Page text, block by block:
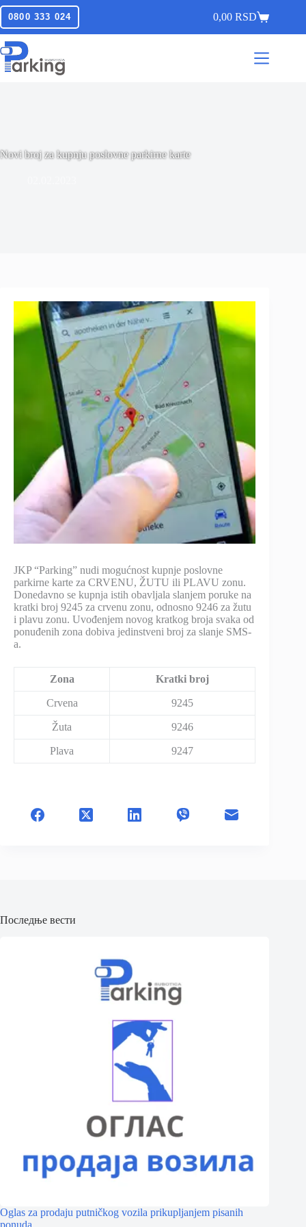
0800 333 024 0,00RSD
Novi broj za kupnju poslovne parkirne karte
JKP “Parking” nudi mogućnost kupnje poslovne
parkirne karte za CRVENU, ŽUTU ili PLAVU zonu.
Donedavno se kupnja istih obavljala slanjem poruke na
kratki broj 9245 za crvenu zonu, odnosno 9246 za žutu
i plavu zonu. Uvođenjem novog kratkog broja svaka od
ponuđenih zona dobiva jedinstveni broj za slanje SMS-
a.
Zona Kratki broj
Crvena 9245
Žuta 9246
Plava 9247
Последње вести
Oglas za prodaju putničkog vozila prikupljanjem pisanih